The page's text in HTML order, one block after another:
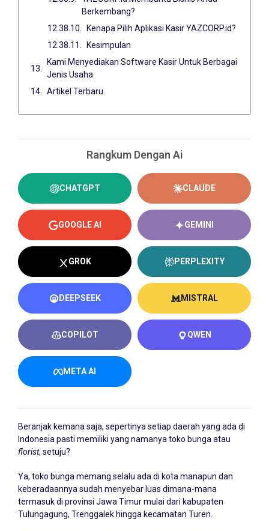
Berkembang?
Kenapa Pilih Aplikasi Kasir YAZCORP.id?
Kesimpulan
Kami Menyediakan Software Kasir Untuk Berbagai
Jenis Usaha
Artikel Terbaru
Rangkum Dengan Ai
CHATGPT CLAUDE
GOOGLE AI GEMINI
GROK PERPLEXITY
DEEPSEEK MISTRAL
COPILOT QWEN
META AI
Beranjak kemana saja, sepertinya setiap daerah yang ada di
Indonesia pasti memiliki yang namanya toko bunga atau
florist, setuju?
Ya, toko bunga memang selalu ada di kota manapun dan
keberadaannya sudah menyebar luas dimana-mana
termasuk di provinsi Jawa Timur mulai dari kabupaten
Tulungagung, Trenggalek hingga kecamatan Turen.